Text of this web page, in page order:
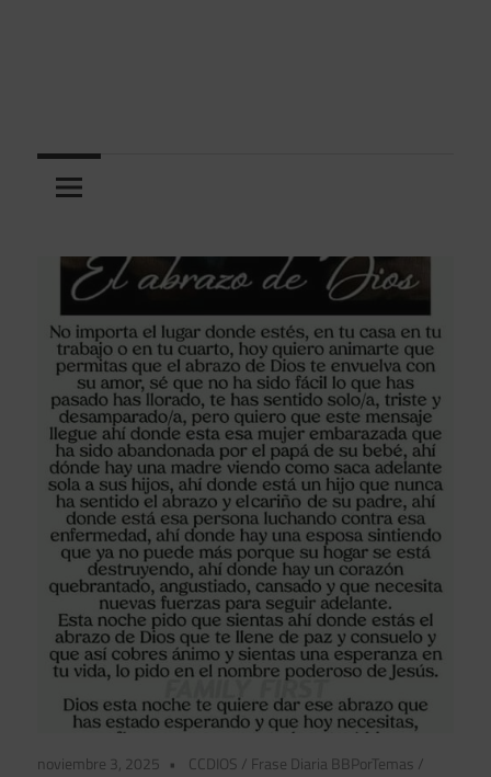
noviembre 3, 2025 CCDIOS / Frase Diaria BBPorTemas /